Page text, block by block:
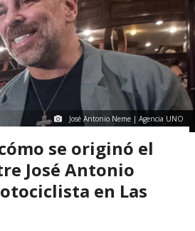
José Antonio Neme | Agencia UNO
se originó el
José Antonio
en Las